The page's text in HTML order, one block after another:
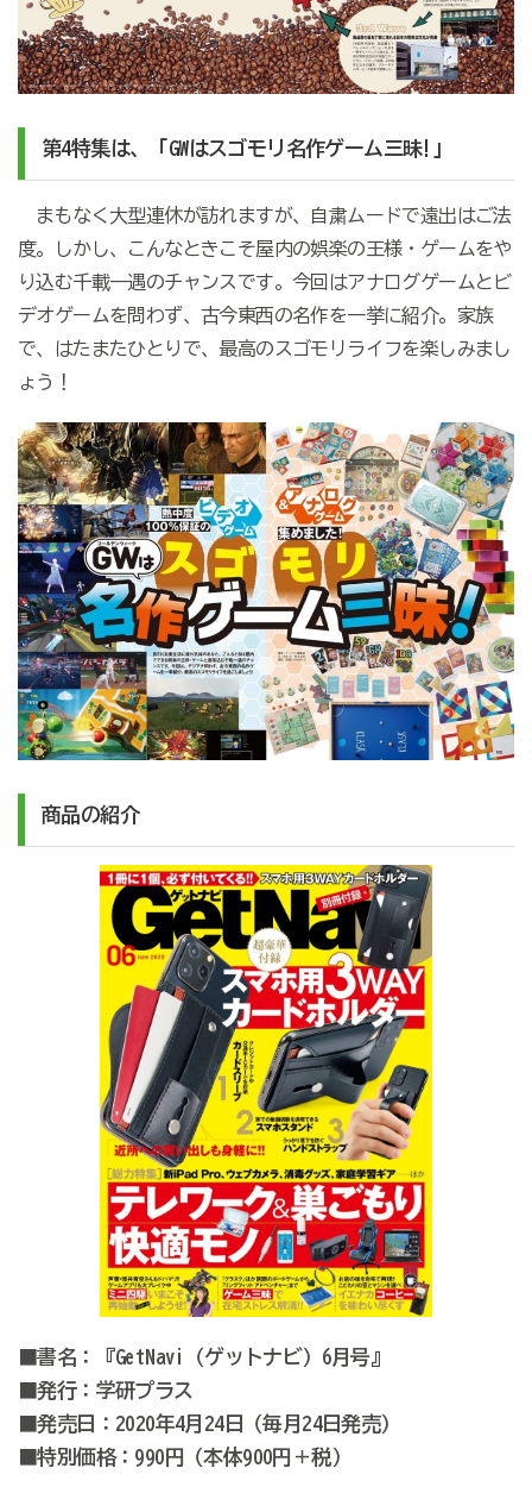
第4特集は、「GWはスゴモリ名作ゲーム三昧!」
まもなく大型連休が訪れますが、自粛ムードで遠出はご法
度。しかし、こんなときこそ屋内の娯楽の王様・ゲームをや
り込む千載一遇のチャンスです。今回はアナログゲームとビ
デオゲームを問わず、古今東西の名作を一挙に紹介。家族
で、はたまたひとりで、最高のスゴモリライフを楽しみまし
ょう！
商品の紹介
■書名：『GetNavi（ゲットナビ）6月号』
■発行：学研プラス
■発売日：2020年4月24日（毎月24日発売）
■特別価格：990円（本体900円＋税）